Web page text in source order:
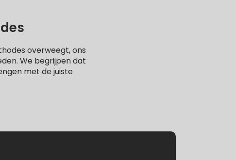
overweegt, ons
We begrijpen dat
met de juiste